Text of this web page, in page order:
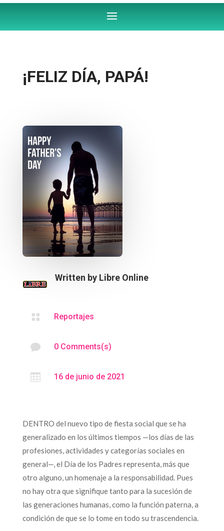
¡FELIZ DÍA, PAPÁ!
Written by Libre Online
 Reportajes
 0 Comments(s)
 16 de junio de 2021
DENTRO del nuevo tipo de fiesta social que se ha
generalizado en los últimos tiempos —los días de las
profesiones, actividades y categorías sociales en
general—, el Día de los Padres representa, más que
otro alguno, un homenaje a la responsabilidad. Pues
no hay otra que signifique tanto para la sucesión de
las generaciones humanas, como la función paterna, a
condición de que se lo tome en todo su trascendencia.